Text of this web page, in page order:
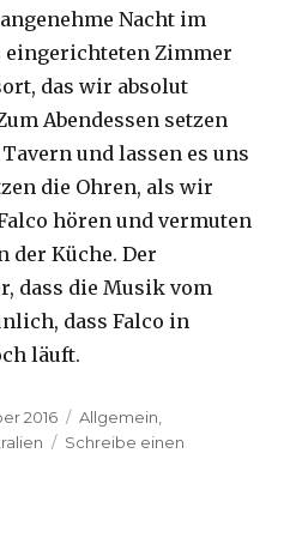
Nacht im
eingerichteten Zimmer
das wir absolut
Abendessen setzen
und lassen es uns
die Ohren, als wir
hören und vermuten
der Küche. Der
dass die Musik vom
dass Falco in
läuft.
2016 Kategorien
Allgemein
Schreibe einen